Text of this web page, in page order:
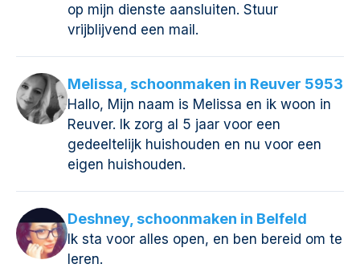
op mijn dienste aansluiten. Stuur
vrijblijvend een mail.
Melissa, schoonmaken in Reuver 5953
Hallo, Mijn naam is Melissa en ik woon in
Reuver. Ik zorg al 5 jaar voor een
gedeeltelijk huishouden en nu voor een
eigen huishouden.
Deshney, schoonmaken in Belfeld
Ik sta voor alles open, en ben bereid om te
leren.